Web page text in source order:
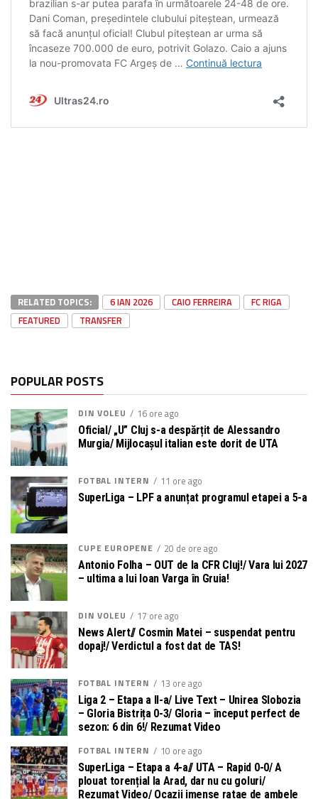
RELATED TOPICS: 6 IAN 2026 CAIO FERREIRA
FC RIGA
FEATURED
TRANSFER
POPULAR POSTS
DIN VOLEU 16 ore ago
Oficial/ „U” Cluj s-a despărțit de Alessandro
Murgia/ Mijlocașul italian este dorit de UTA
FOTBAL INTERN 11 ore ago
SuperLiga – LPF a anunțat programul etapei a 5-a
CUPE EUROPENE 20 de ore ago
Antonio Folha – OUT de la CFR Cluj!/ Vara lui 2027
– ultima a lui Ioan Varga în Gruia!
DIN VOLEU 17 ore ago
News Alert// Cosmin Matei – suspendat pentru
dopaj!/ Verdictul a fost dat de TAS!
FOTBAL INTERN 13 ore ago
Liga 2 – Etapa a II-a/ Live Text – Unirea Slobozia
– Gloria Bistrița 0-3/ Gloria – început perfect de
sezon: 6 din 6!/ Rezumat Video
FOTBAL INTERN
10 ore ago
SuperLiga – Etapa a 4-a// UTA – Rapid 0-0/ A
plouat torențial la Arad, dar nu cu goluri/
Rezumat Video/ Ocazii imense ratae de ambele